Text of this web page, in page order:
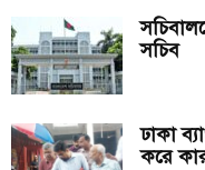
সচিব
ঢাকা
করে